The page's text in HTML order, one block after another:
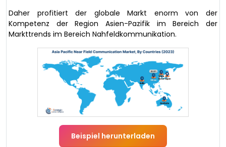
Daher profitiert der globale Markt enorm von der
Kompetenz der Region Asien-Pazifik im Bereich der
Markttrends im Bereich Nahfeldkommunikation.
Beispiel herunterladen